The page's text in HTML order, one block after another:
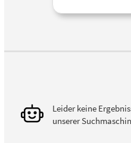
Leider keine
unserer